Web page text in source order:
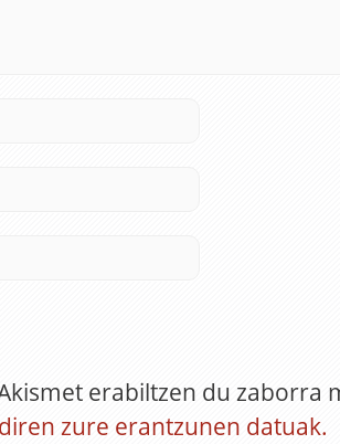
erabiltzen du zaborra
zure erantzunen datuak.